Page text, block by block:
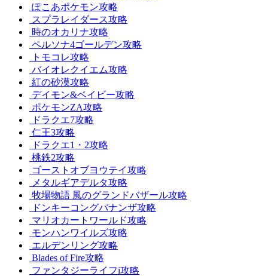
ぽこあポケモン攻略
スプラレイダース攻略
時のオカリナ攻略
ペルソナ4ゴールデン攻略
トモコレ攻略
バイオレクイエム攻略
紅の砂漠攻略
デイモン&ベイビー攻略
ポケモンZA攻略
ドラクエ7攻略
仁王3攻略
ドラクエ1・2攻略
桃鉄2攻略
ゴーストオブヨウテイ攻略
メタルギアデルタ攻略
牧場物語 風のグランドバザール攻略
ドンキーコングバナンザ攻略
マリオカートワールド攻略
モンハンワイルズ攻略
エルデンリング攻略
Blades of Fire攻略
ファンタジーライフi攻略